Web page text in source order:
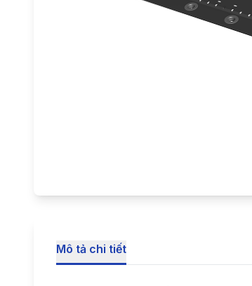
Mô tả chi tiết